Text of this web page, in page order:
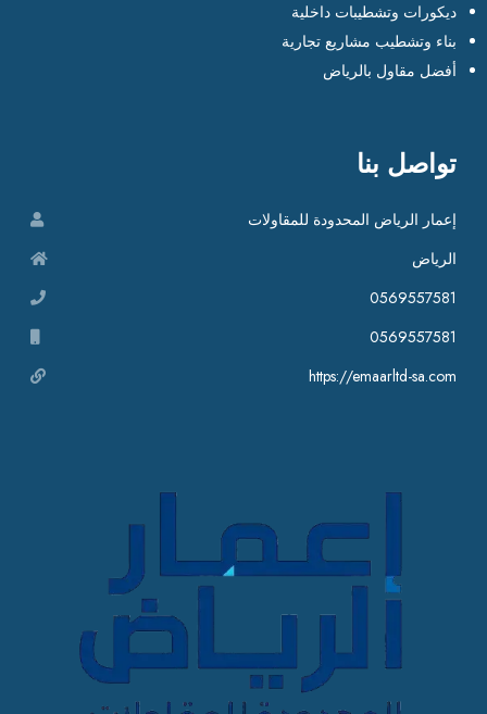
ديكورات وتشطيبات داخلية
بناء وتشطيب مشاريع تجارية
أفضل مقاول بالرياض
تواصل بنا
إعمار الرياض المحدودة للمقاولات
الرياض
0569557581
0569557581
https://emaarltd-sa.com